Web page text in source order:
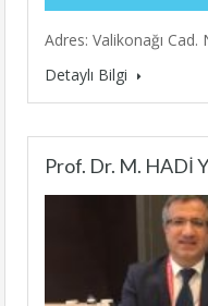
Adres: Valikonağı
Detaylı Bilgi
Prof. Dr. M. HADİ